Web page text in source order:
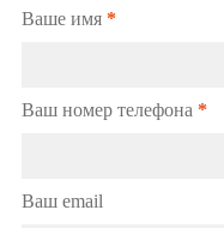
Ваше имя *
Ваш номер телефона *
Ваш email